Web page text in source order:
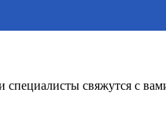
свяжутся с